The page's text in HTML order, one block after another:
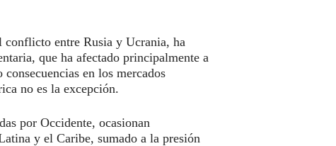
conflicto entre Rusia y Ucrania, ha
que ha afectado principalmente a
en los mercados
no es la excepción.
por Occidente, ocasionan
y el Caribe, sumado a la presión